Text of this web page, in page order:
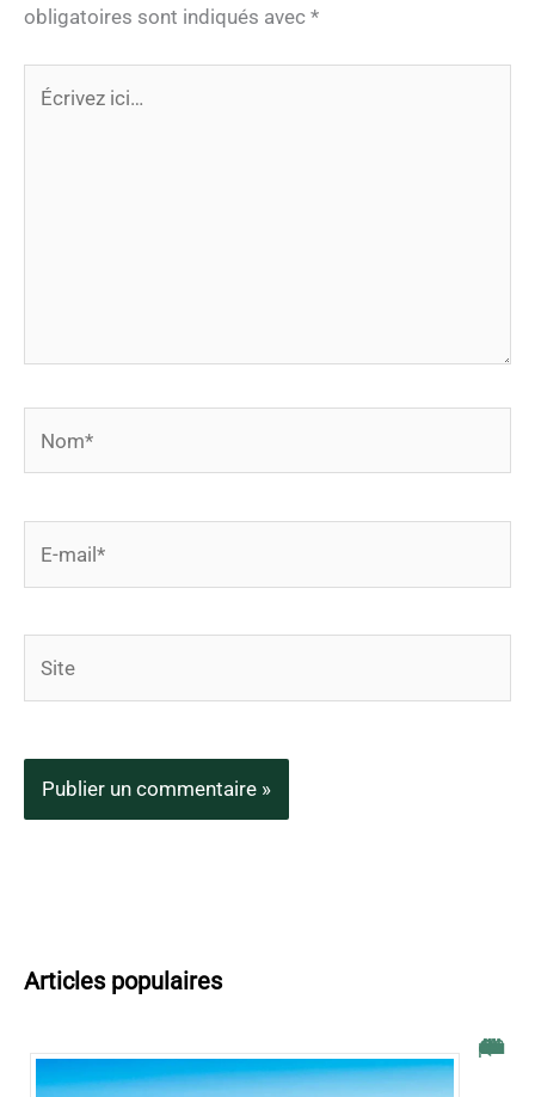
obligatoires sont indiqués avec *
ici…
Articles populaires
Quelle est l’île des Canaries la plus chaude en novembre ?